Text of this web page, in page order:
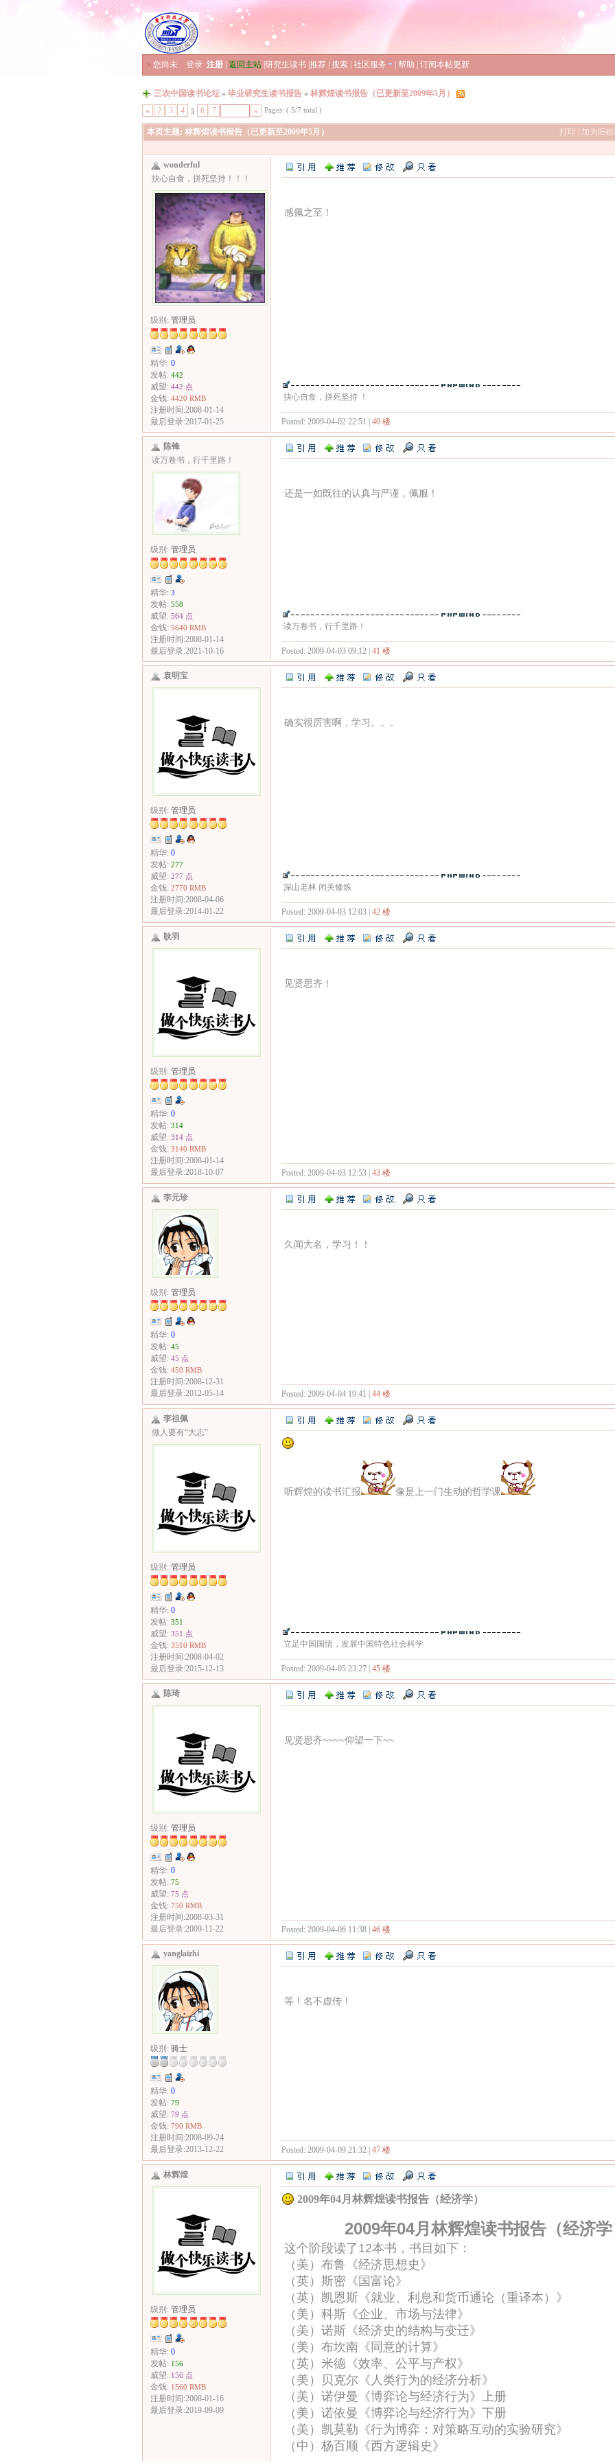
» 您尚未 登录 注册 返回主站 研究生读书 推荐 搜索 社区服务 帮助 订阅本帖更新
三农中国读书论坛 » 毕业研究生读书报告 » 林辉煌读书报告（已更新至2009年5月）
«
2 3 4 5 6 7 » Pages: ( 5/7 total )
本页主题: 林辉煌读书报告（已更新至2009年5月） 打印 | 加为IE收
wonderful
抉心自食，拼死坚持！！！
级别: 管理员
精华: 0
发帖: 442
威望: 442 点
金钱: 4420 RMB
注册时间:2008-01-14
最后登录:2017-01-25
感佩之至！
抉心自食，拼死坚持 ！
Posted: 2009-04-02 22:51 | 40 楼
陈锋
读万卷书，行千里路！
级别: 管理员
精华: 3
发帖: 558
威望: 564 点
金钱: 5640 RMB
注册时间:2008-01-14
最后登录:2021-10-16
还是一如既往的认真与严谨，佩服！
读万卷书，行千里路！
Posted: 2009-04-03 09:12 | 41 楼
袁明宝
级别: 管理员
精华: 0
发帖: 277
威望: 277 点
金钱: 2770 RMB
注册时间:2008-04-06
最后登录:2014-01-22
确实很厉害啊，学习。。。
深山老林 闭关修炼
Posted: 2009-04-03 12:03 | 42 楼
耿羽
级别: 管理员
精华: 0
发帖: 314
威望: 314 点
金钱: 3140 RMB
注册时间:2008-01-14
最后登录:2018-10-07
见贤思齐！
Posted: 2009-04-03 12:53 | 43 楼
李元珍
级别: 管理员
精华: 0
发帖: 45
威望: 45 点
金钱: 450 RMB
注册时间:2008-12-31
最后登录:2012-05-14
久闻大名，学习！！
Posted: 2009-04-04 19:41 | 44 楼
李祖佩
做人要有“大志”
级别: 管理员
精华: 0
发帖: 351
威望: 351 点
金钱: 3510 RMB
注册时间:2008-04-02
最后登录:2015-12-13
听辉煌的读书汇报 像是上一门生动的哲学课
立足中国国情，发展中国特色社会科学
Posted: 2009-04-05 23:27 | 45 楼
陈琦
级别: 管理员
精华: 0
发帖: 75
威望: 75 点
金钱: 750 RMB
注册时间:2008-03-31
最后登录:2009-11-22
见贤思齐~~~~仰望一下~~
Posted: 2009-04-06 11:38 | 46 楼
yanglaizhi
级别: 骑士
精华: 0
发帖: 79
威望: 79 点
金钱: 790 RMB
注册时间:2008-09-24
最后登录:2013-12-22
等！名不虚传！
Posted: 2009-04-09 21:32 | 47 楼
林辉煌
级别: 管理员
精华: 0
发帖: 156
威望: 156 点
金钱: 1560 RMB
注册时间:2008-01-16
最后登录:2019-09-09
2009年04月林辉煌读书报告（经济学）
2009年04月林辉煌读书报告（经济学
这个阶段读了12本书，书目如下：
（美）布鲁《经济思想史》
（英）斯密《国富论》
（英）凯恩斯《就业、利息和货币通论（重译本）》
（美）科斯《企业、市场与法律》
（美）诺斯《经济史的结构与变迁》
（美）布坎南《同意的计算》
（英）米德《效率、公平与产权》
（美）贝克尔《人类行为的经济分析》
（美）诺伊曼《博弈论与经济行为》上册
（美）诺依曼《博弈论与经济行为》下册
（美）凯莫勒《行为博弈：对策略互动的实验研究》
（中）杨百顺《西方逻辑史》